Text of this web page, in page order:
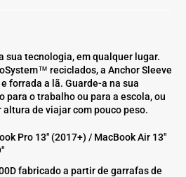
sua tecnologia, em qualquer lugar.
reciclados, a Anchor Sleeve
forrada a lã. Guarde-a na sua
para o trabalho ou para a escola, ou
de viajar com pouco peso.
Pro 13" (2017+) / MacBook Air 13"
fabricado a partir de garrafas de